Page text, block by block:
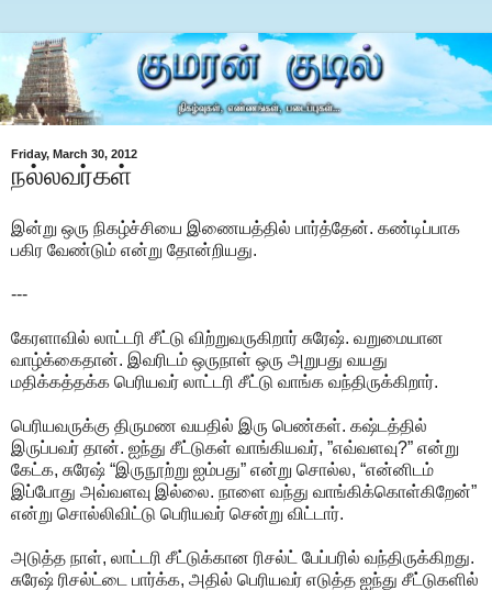
Friday, March 30, 2012
நல்லவர்கள்
இன்று ஒரு நிகழ்ச்சியை இணையத்தில் பார்த்தேன். கண்டிப்பாக
பகிர வேண்டும் என்று தோன்றியது.
---
கேரளாவில் லாட்டரி சீட்டு விற்றுவருகிறார் சுரேஷ். வறுமையான
வாழ்க்கைதான். இவரிடம் ஒருநாள் ஒரு அறுபது வயது
மதிக்கத்தக்க பெரியவர் லாட்டரி சீட்டு வாங்க வந்திருக்கிறார்.
பெரியவருக்கு திருமண வயதில் இரு பெண்கள். கஷ்டத்தில்
இருப்பவர் தான். ஐந்து சீட்டுகள் வாங்கியவர், ”எவ்வளவு?” என்று
கேட்க, சுரேஷ் “இருநூற்று ஐம்பது” என்று சொல்ல, “என்னிடம்
இப்போது அவ்வளவு இல்லை. நாளை வந்து வாங்கிக்கொள்கிறேன்”
என்று சொல்லிவிட்டு பெரியவர் சென்று விட்டார்.
அடுத்த நாள், லாட்டரி சீட்டுக்கான ரிசல்ட் பேப்பரில் வந்திருக்கிறது.
சுரேஷ் ரிசல்ட்டை பார்க்க, அதில் பெரியவர் எடுத்த ஐந்து சீட்டுகளில்